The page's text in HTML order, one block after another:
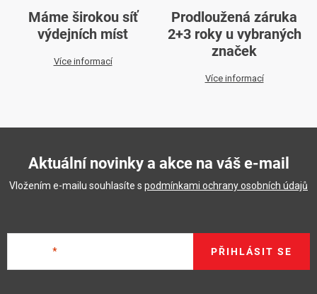
Máme širokou síť
výdejních míst
Více informací
Prodloužená záruka
2+3 roky u vybraných
značek
Více informací
Aktuální novinky a akce na váš e-mail
Vložením e-mailu souhlasíte s podmínkami ochrany osobních údajů
PŘIHLÁSIT SE